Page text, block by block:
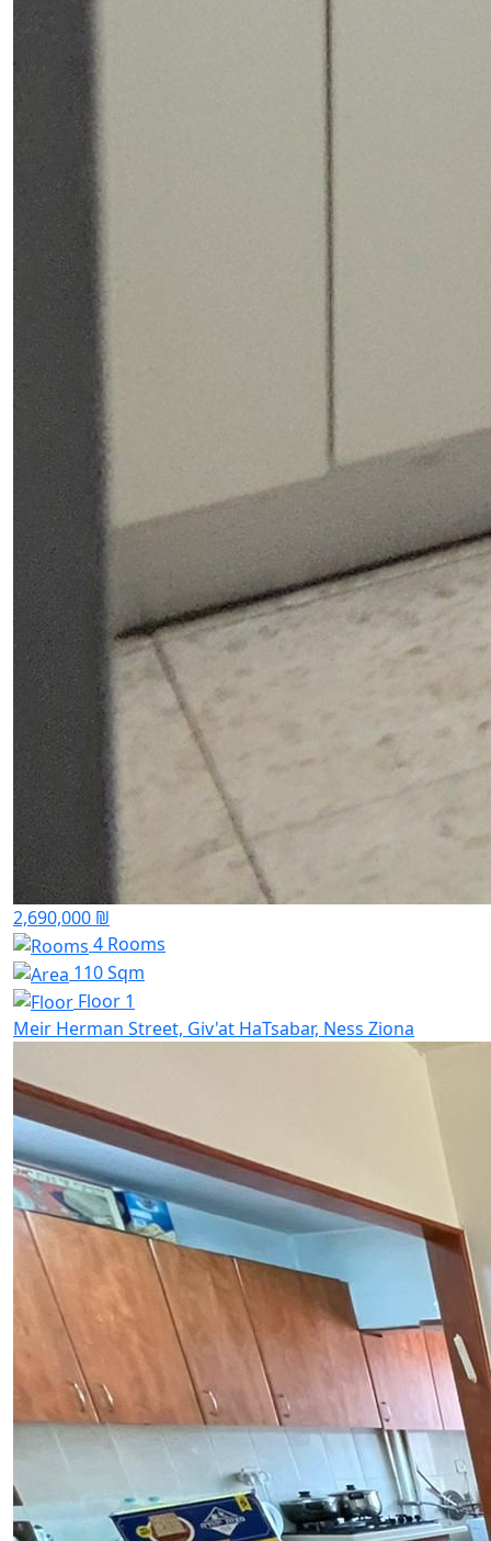
2,690,000 ₪
4 Rooms
110 Sqm
Floor 1
Meir Herman Street, Giv'at HaTsabar, Ness Ziona